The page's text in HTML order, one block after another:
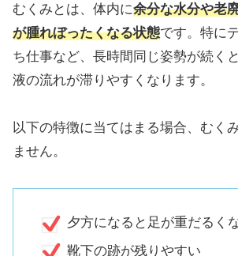
むくみとは、体内に余分な水分や老
が腫れぼったくなる状態です。特に
ち仕事など、長時間同じ姿勢が続く
液の流れが滞りやすくなります。
以下の特徴に当てはまる場合、むく
ません。
夕方になると足が重だるく
靴下の跡が残りやすい